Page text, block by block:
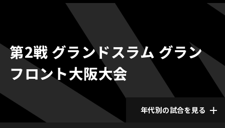
第2戦 グランドスラム グラン
フロント大阪大会
年代別の試合を見る